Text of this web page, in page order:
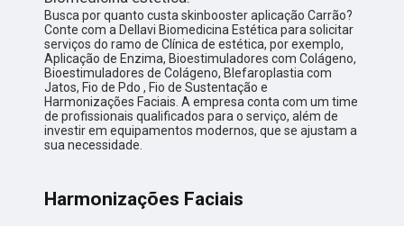
Busca por quanto custa skinbooster aplicação Carrão?
Conte com a Dellavi Biomedicina Estética para solicitar
serviços do ramo de Clínica de estética, por exemplo,
Aplicação de Enzima, Bioestimuladores com Colágeno,
Bioestimuladores de Colágeno, Blefaroplastia com
Jatos, Fio de Pdo , Fio de Sustentação e
Harmonizações Faciais. A empresa conta com um time
de profissionais qualificados para o serviço, além de
investir em equipamentos modernos, que se ajustam a
sua necessidade.
Harmonizações Faciais